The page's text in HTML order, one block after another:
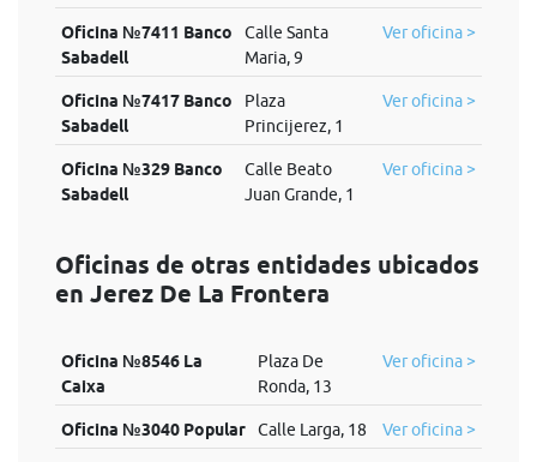
Oficina №7411 Banco
Sabadell
Calle Santa
Maria, 9
Ver oficina >
Oficina №7417 Banco
Sabadell
Plaza
Princijerez, 1
Ver oficina >
Oficina №329 Banco
Sabadell
Calle Beato
Juan Grande, 1
Ver oficina >
Oficinas de otras entidades ubicados
en Jerez De La Frontera
Oficina №8546 La
Caixa
Plaza De
Ronda, 13
Ver oficina >
Oficina №3040 Popular Calle Larga, 18 Ver oficina >